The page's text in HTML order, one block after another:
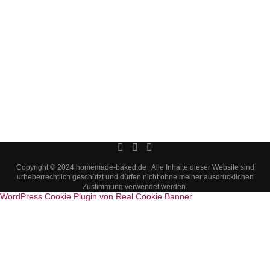
Copyright © 2024 homemade-baked.de | Alle Inhalte dieser Website sind
urheberrechtlich geschützt und dürfen nicht ohne meiner ausdrücklichen
Zustimmung verwendet werden.
WordPress Cookie Plugin von Real Cookie Banner